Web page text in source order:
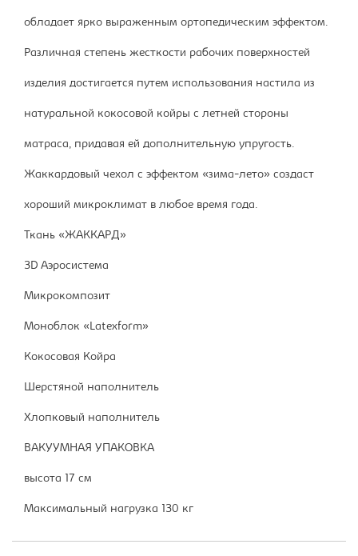
обладает ярко выраженным ортопедическим эффектом.
Различная степень жесткости рабочих поверхностей
изделия достигается путем использования настила из
натуральной кокосовой койры с летней стороны
матраса, придавая ей дополнительную упругость.
Жаккардовый чехол с эффектом «зима-лето» создаст
хороший микроклимат в любое время года.
Ткань «ЖАККАРД»
3D Аэросистема
Микрокомпозит
Моноблок «Latexform»
Кокосовая Койра
Шерстяной наполнитель
Хлопковый наполнитель
ВАКУУМНАЯ УПАКОВКА
высота 17 см
Максимальный нагрузка 130 кг